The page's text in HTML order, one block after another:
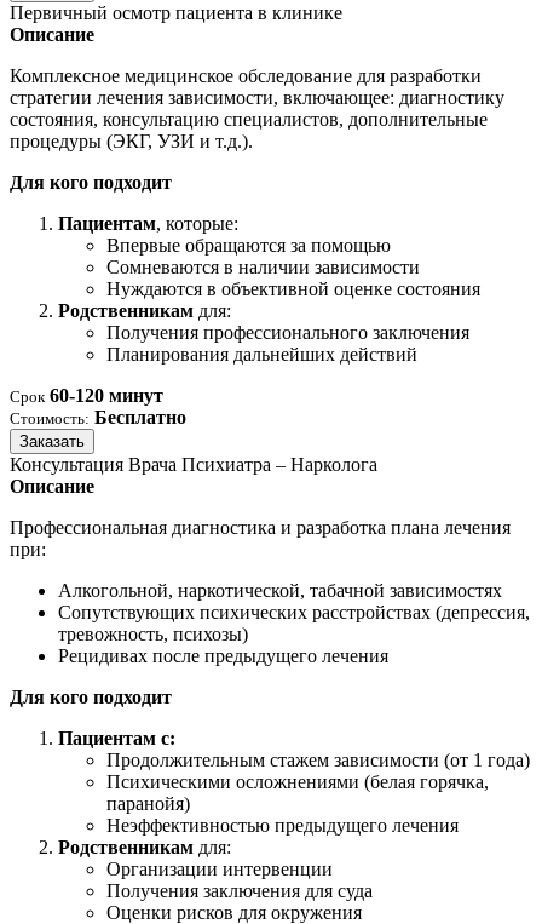
Первичный осмотр пациента в клинике
Описание
Комплексное медицинское обследование для разработки
стратегии лечения зависимости, включающее: диагностику
состояния, консультацию специалистов, дополнительные
процедуры (ЭКГ, УЗИ и т.д.).
Для кого подходит
Пациентам, которые:
Впервые обращаются за помощью
Сомневаются в наличии зависимости
Нуждаются в объективной оценке состояния
Родственникам для:
Получения профессионального заключения
Планирования дальнейших действий
Срок 60-120 минут
Стоимость: Бесплатно
Заказать
Консультация Врача Психиатра – Нарколога
Описание
Профессиональная диагностика и разработка плана лечения
при:
Алкогольной, наркотической, табачной зависимостях
Сопутствующих психических расстройствах (депрессия,
тревожность, психозы)
Рецидивах после предыдущего лечения
Для кого подходит
Пациентам с:
Продолжительным стажем зависимости (от 1 года)
Психическими осложнениями (белая горячка,
паранойя)
Неэффективностью предыдущего лечения
Родственникам для:
Организации интервенции
Получения заключения для суда
Оценки рисков для окружения